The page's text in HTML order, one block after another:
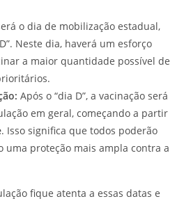
o dia de mobilização estadual,
Neste dia, haverá um esforço
a maior quantidade possível de
Após o “dia D”, a vacinação será
em geral, começando a partir
. Isso significa que todos poderão
uma proteção mais ampla contra a
fique atenta a essas datas e